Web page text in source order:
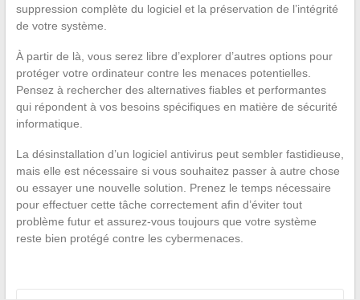
suppression complète du logiciel et la préservation de l’intégrité
de votre système.
À partir de là, vous serez libre d’explorer d’autres options pour
protéger votre ordinateur contre les menaces potentielles.
Pensez à rechercher des alternatives fiables et performantes
qui répondent à vos besoins spécifiques en matière de sécurité
informatique.
La désinstallation d’un logiciel antivirus peut sembler fastidieuse,
mais elle est nécessaire si vous souhaitez passer à autre chose
ou essayer une nouvelle solution. Prenez le temps nécessaire
pour effectuer cette tâche correctement afin d’éviter tout
problème futur et assurez-vous toujours que votre système
reste bien protégé contre les cybermenaces.